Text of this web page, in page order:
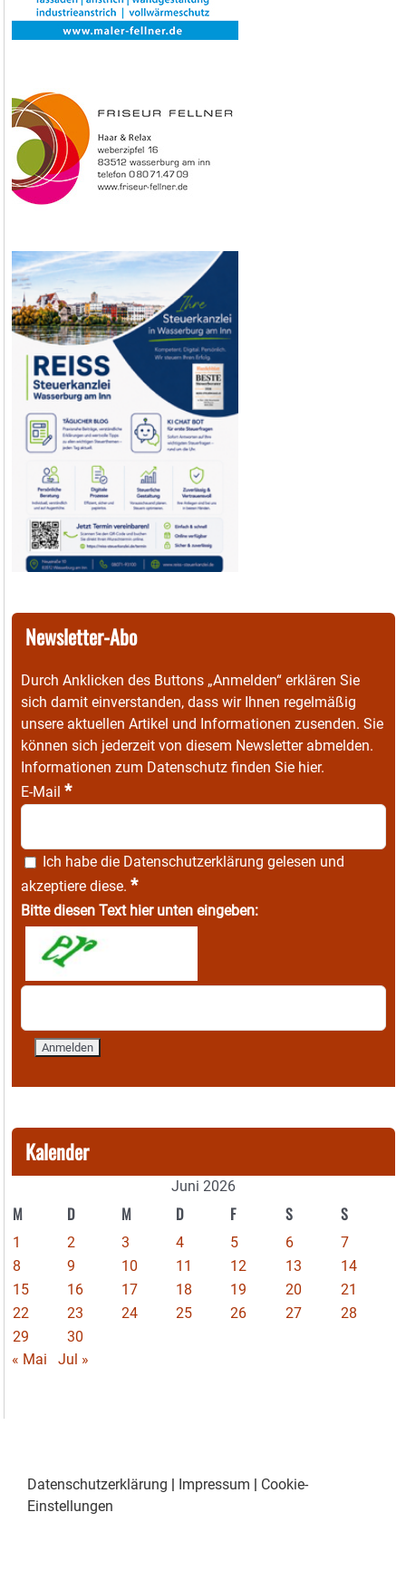
Newsletter-Abo
Durch Anklicken des Buttons „Anmelden“ erklären Sie
sich damit einverstanden, dass wir Ihnen regelmäßig
unsere aktuellen Artikel und Informationen zusenden. Sie
können sich jederzeit von diesem Newsletter abmelden.
Informationen zum Datenschutz finden Sie hier.
E-Mail *
Ich habe die Datenschutzerklärung gelesen und
akzeptiere diese. *
Bitte diesen Text hier unten eingeben:
Kalender
Juni 2026
M D M D F S S
1 2 3 4 5 6
7
8
9 10 11 12 13
14
15
16 17 18 19 20
21
22
23 24 25 26 27
28
29
30
« Mai
Jul »
Datenschutzerklärung | Impressum | Cookie-
Einstellungen